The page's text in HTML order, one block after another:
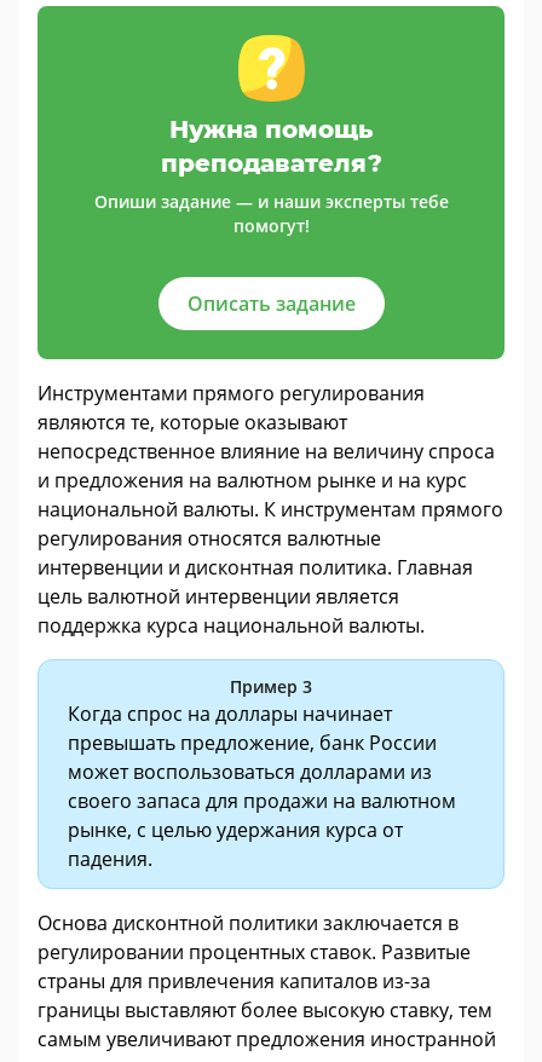
Нужна помощь
преподавателя?
Опиши задание — и наши эксперты тебе
помогут!
Описать задание
Инструментами прямого регулирования
являются те, которые оказывают
непосредственное влияние на величину спроса
и предложения на валютном рынке и на курс
национальной валюты. К инструментам прямого
регулирования относятся валютные
интервенции и дисконтная политика. Главная
цель валютной интервенции является
поддержка курса национальной валюты.
Пример 3
Когда спрос на доллары начинает
превышать предложение, банк России
может воспользоваться долларами из
своего запаса для продажи на валютном
рынке, с целью удержания курса от
падения.
Основа дисконтной политики заключается в
регулировании процентных ставок. Развитые
страны для привлечения капиталов из-за
границы выставляют более высокую ставку, тем
самым увеличивают предложения иностранной